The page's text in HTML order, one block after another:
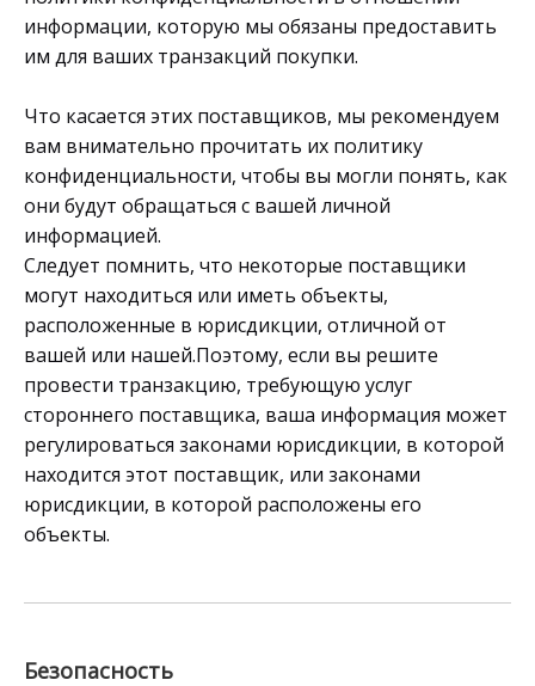
информации, которую мы обязаны предоставить
им для ваших транзакций покупки.
Что касается этих поставщиков, мы рекомендуем
вам внимательно прочитать их политику
конфиденциальности, чтобы вы могли понять, как
они будут обращаться с вашей личной
информацией.
Следует помнить, что некоторые поставщики
могут находиться или иметь объекты,
расположенные в юрисдикции, отличной от
вашей или нашей.Поэтому, если вы решите
провести транзакцию, требующую услуг
стороннего поставщика, ваша информация может
регулироваться законами юрисдикции, в которой
находится этот поставщик, или законами
юрисдикции, в которой расположены его
объекты.
Безопасность